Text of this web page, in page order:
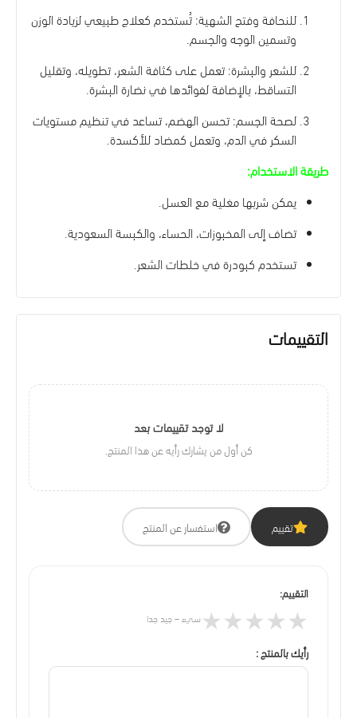
للنحافة وفتح الشهية: تُستخدم كعلاج طبيعي لزيادة الوزن
وتسمين الوجه والجسم.
للشعر والبشرة: تعمل على كثافة الشعر، تطويله، وتقليل
التساقط، بالإضافة لفوائدها في نضارة البشرة.
لصحة الجسم: تحسن الهضم، تساعد في تنظيم مستويات
السكر في الدم، وتعمل كمضاد للأكسدة.
طريقة الاستخدام:
يمكن شربها مغلية مع العسل.
تضاف إلى المخبوزات، الحساء، والكبسة السعودية.
تستخدم كبودرة في خلطات الشعر.
التقييمات
لا توجد تقييمات بعد
كن أول من يشارك رأيه عن هذا المنتج.
تقييم استفسار عن المنتج
التقييم:
★★★★★ سيء – جيد جدا
رأيك بالمنتج :